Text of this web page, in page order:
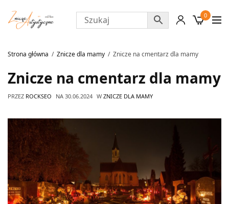
0
Strona główna Znicze dla mamy Znicze na cmentarz dla mamy
Znicze na cmentarz dla mamy
PRZEZ ROCKSEO NA 30.06.2024 W ZNICZE DLA MAMY